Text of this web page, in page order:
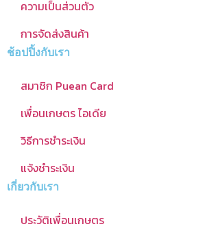
ความเป็นส่วนตัว
การจัดส่งสินค้า
ช้อปปิ้งกับเรา
สมาชิก Puean Card
เพื่อนเกษตร ไอเดีย
วิธีการชำระเงิน
แจ้งชำระเงิน
เกี่ยวกับเรา
ประวัติเพื่อนเกษตร